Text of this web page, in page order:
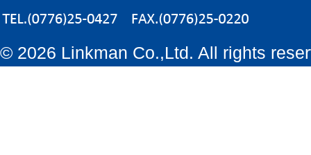
© 2026 Linkman Co.,Ltd. All rights